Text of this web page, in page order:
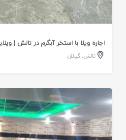
اجاره ویلا با استخر آبگرم در تالش |
تالش,گیلان